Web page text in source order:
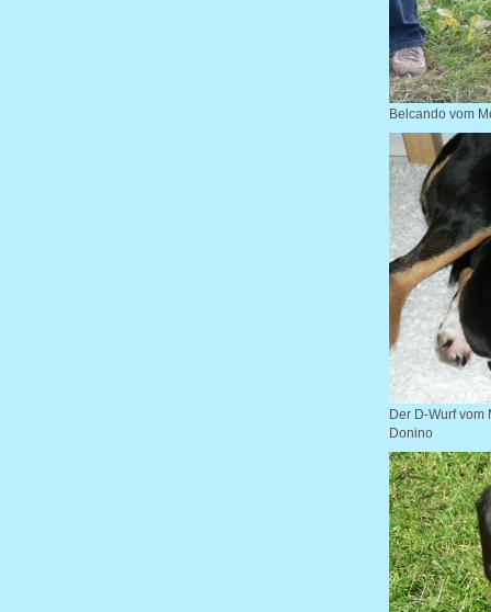
Belcando vom
Der D-Wurf
Donino